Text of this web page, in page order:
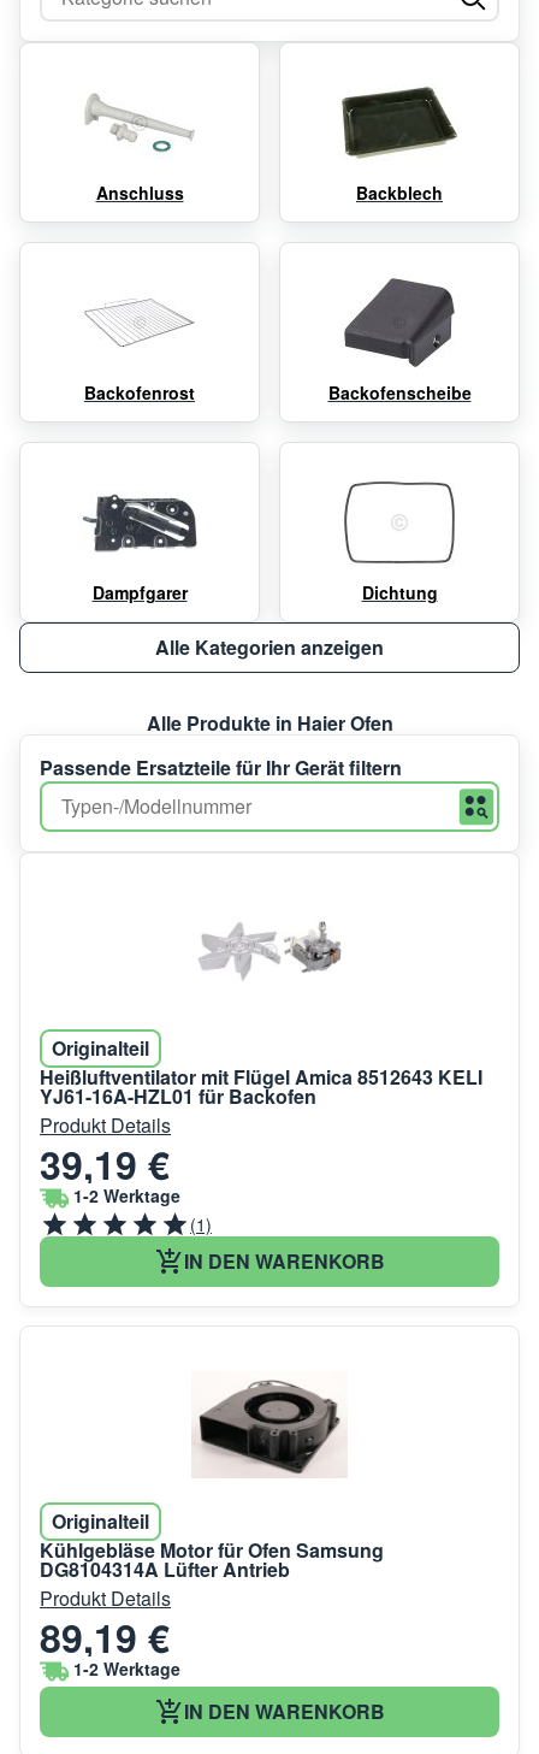
Anschluss Backblech
Backofenrost Backofenscheibe
Dampfgarer Dichtung
Alle Kategorien anzeigen
Alle Produkte in Haier Ofen
Passende Ersatzteile für Ihr Gerät filtern
Originalteil
Heißluftventilator mit Flügel Amica 8512643 KELI
YJ61-16A-HZL01 für Backofen
Produkt Details
39,19 €
1-2 Werktage
(1)
IN DEN WARENKORB
Originalteil
Kühlgebläse Motor für Ofen Samsung
DG8104314A Lüfter Antrieb
Produkt Details
89,19 €
1-2 Werktage
IN DEN WARENKORB